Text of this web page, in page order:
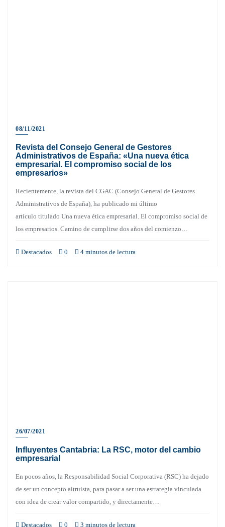
08/11/2021
Revista del Consejo General de Gestores
Administrativos de España: «Una nueva ética
empresarial. El compromiso social de los
empresarios»
Recientemente, la revista del CGAC (Consejo General de Gestores
Administrativos de España), ha publicado mi último
artículo titulado Una nueva ética empresarial. El compromiso social de
los empresarios. Camino de cumplirse dos años del comienzo…
Destacados 0 4 minutos de lectura
26/07/2021
Influyentes Cantabria: La RSC, motor del cambio
empresarial
En pocos años, la Responsabilidad Social Corporativa (RSC) ha dejado
de ser un concepto altruista, para pasar a ser una estrategia vinculada
con idea de crear valor compartido, y directamente…
Destacados 0 3 minutos de lectura